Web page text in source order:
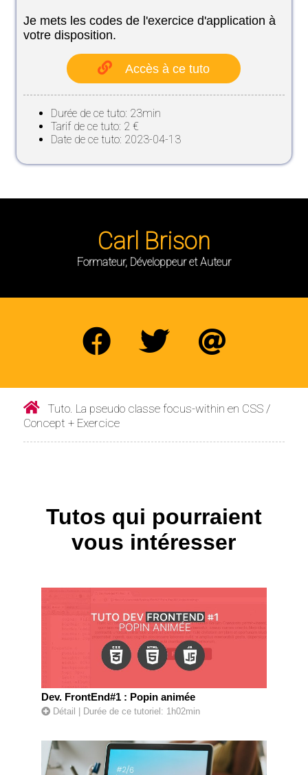
Je mets les codes de l'exercice d'application à
votre disposition.
Accès à ce tuto
Durée de ce tuto: 23min
Tarif de ce tuto: 2 €
Date de ce tuto: 2023-04-13
Carl Brison
Formateur, Développeur et Auteur
Tuto. La pseudo classe focus-within en CSS /
Concept + Exercice
Tutos qui pourraient
vous intéresser
Dev. FrontEnd#1 : Popin animée
Détail | Durée de ce tutoriel: 1h02min